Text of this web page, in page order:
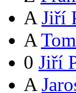
A Jiří
A
0 Jiří
A